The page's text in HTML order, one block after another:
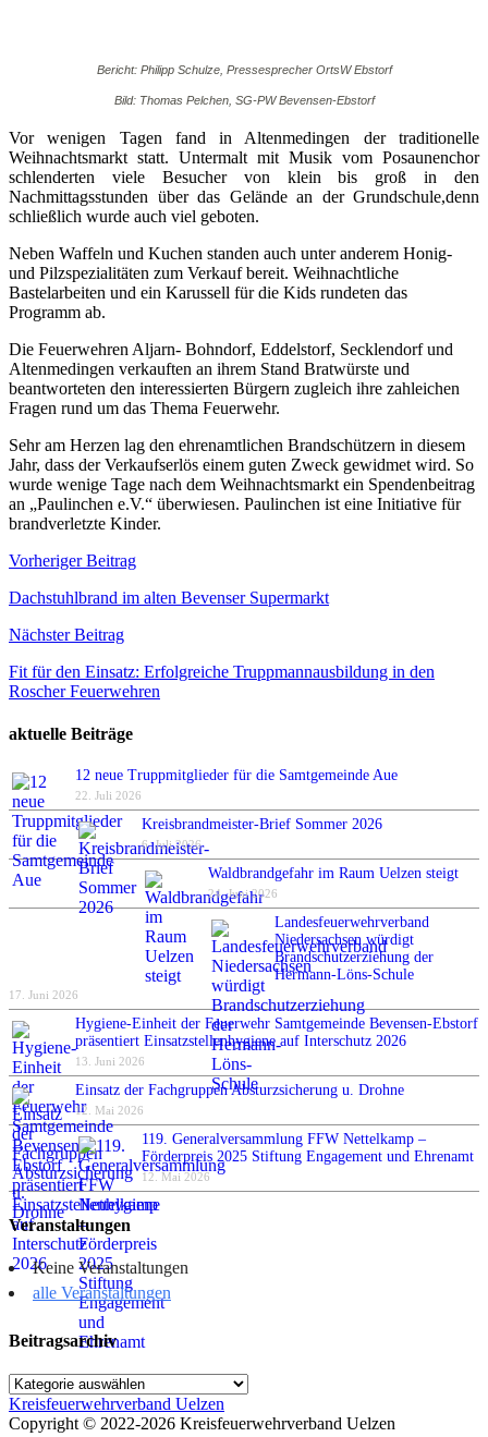
Bericht: Philipp Schulze, Pressesprecher OrtsW Ebstorf
Bild: Thomas Pelchen, SG-PW Bevensen-Ebstorf
Vor wenigen Tagen fand in Altenmedingen der traditionelle
Weihnachtsmarkt statt. Untermalt mit Musik vom Posaunenchor
schlenderten viele Besucher von klein bis groß in den
Nachmittagsstunden über das Gelände an der Grundschule,denn
schließlich wurde auch viel geboten.
Neben Waffeln und Kuchen standen auch unter anderem Honig-
und Pilzspezialitäten zum Verkauf bereit. Weihnachtliche
Bastelarbeiten und ein Karussell für die Kids rundeten das
Programm ab.
Die Feuerwehren Aljarn- Bohndorf, Eddelstorf, Secklendorf und
Altenmedingen verkauften an ihrem Stand Bratwürste und
beantworteten den interessierten Bürgern zugleich ihre zahleichen
Fragen rund um das Thema Feuerwehr.
Sehr am Herzen lag den ehrenamtlichen Brandschützern in diesem
Jahr, dass der Verkaufserlös einem guten Zweck gewidmet wird. So
wurde wenige Tage nach dem Weihnachtsmarkt ein Spendenbeitrag
an „Paulinchen e.V.“ überwiesen. Paulinchen ist eine Initiative für
brandverletzte Kinder.
Beitragsnavigation
Vorheriger Beitrag
Dachstuhlbrand im alten Bevenser Supermarkt
Nächster Beitrag
Fit für den Einsatz: Erfolgreiche Truppmannausbildung in den
Roscher Feuerwehren
aktuelle Beiträge
12 neue Truppmitglieder für die Samtgemeinde Aue
22. Juli 2026
Kreisbrandmeister-Brief Sommer 2026
6. Juli 2026
Waldbrandgefahr im Raum Uelzen steigt
24. Juni 2026
Landesfeuerwehrverband
Niedersachsen würdigt
Brandschutzerziehung der
Hermann-Löns-Schule
17. Juni 2026
Hygiene-Einheit der Feuerwehr Samtgemeinde Bevensen-Ebstorf
präsentiert Einsatzstellenhygiene auf Interschutz 2026
13. Juni 2026
Einsatz der Fachgruppen Absturzsicherung u. Drohne
12. Mai 2026
119. Generalversammlung FFW Nettelkamp –
Förderpreis 2025 Stiftung Engagement und Ehrenamt
12. Mai 2026
Veranstaltungen
Keine Veranstaltungen
alle Veranstaltungen
Beitragsarchiv
Beitragsarchiv
Kreisfeuerwehrverband Uelzen
Copyright © 2022-2026 Kreisfeuerwehrverband Uelzen